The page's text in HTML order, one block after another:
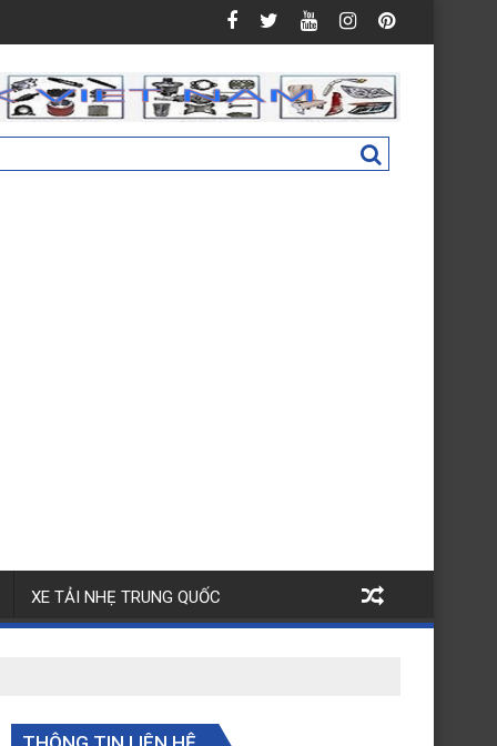
Nắp hộp cốp phụ táp lô Foton Ollin 500 New 720
XE TẢI NHẸ TRUNG QUỐC